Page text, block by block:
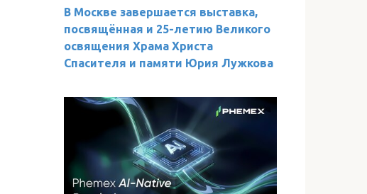
В Москве завершается выставка,
посвящённая и 25-летию Великого
освящения Храма Христа
Спасителя и памяти Юрия Лужкова